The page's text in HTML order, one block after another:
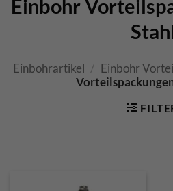
Einbohr
Einbohrartikel / Einbohr